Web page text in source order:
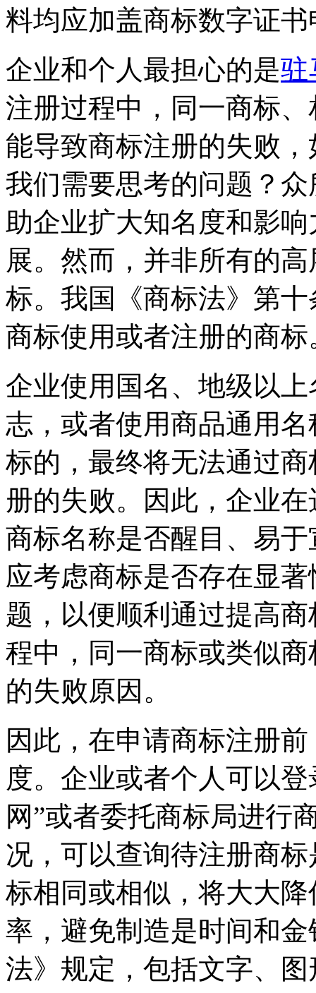
料均应加盖商标数字证
企业和个人最担心的是驻
注册过程中，同一商标
能导致商标注册的失败
我们需要思考的问题？
助企业扩大知名度和影
展。然而，并非所有的
标。我国《商标法》第
商标使用或者注册的商标
企业使用国名、地级以
志，或者使用商品通用
标的，最终将无法通过
册的失败。因此，企业
商标名称是否醒目、易
应考虑商标是否存在显
题，以便顺利通过提高
程中，同一商标或类似
的失败原因。
因此，在申请商标注册
度。企业或者个人可以
网”或者委托商标局进行
况，可以查询待注册商
标相同或相似，将大大
率，避免制造是时间和
法》规定，包括文字、